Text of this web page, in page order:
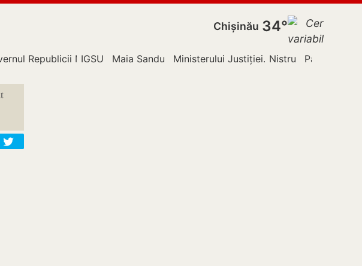
Chișinău 34°
Republicii Moldova
IGSU Maia Sandu Ministerului Justiției Nistru Partidul